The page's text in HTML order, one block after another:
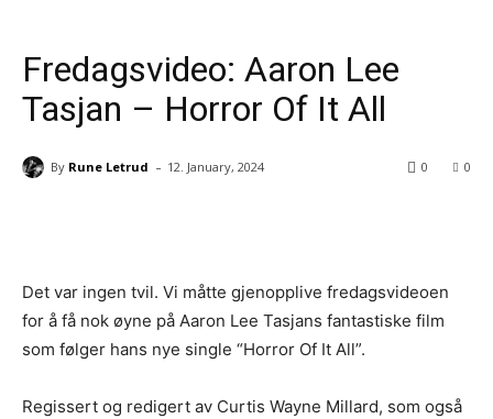
Fredagsvideo: Aaron Lee
Tasjan – Horror Of It All
By Rune Letrud - 12. January, 2024 0
0
Det var ingen tvil. Vi måtte gjenopplive fredagsvideoen
for å få nok øyne på Aaron Lee Tasjans fantastiske film
som følger hans nye single “Horror Of It All”.
Regissert og redigert av Curtis Wayne Millard, som også